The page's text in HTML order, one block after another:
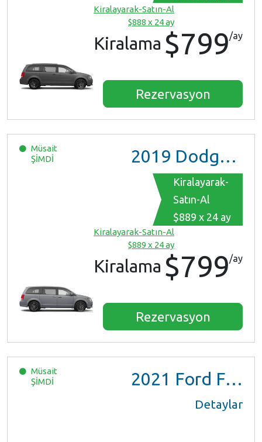
Kiralayarak-Satın-Al
$888 x 24 ay
Kiralama $799/ay
Rezervasyon
Müsait
ŞİMDİ
2019 Dodge Grand Caravan
Kiralayarak-
Satın-Al
$889 x 24 ay
Kiralayarak-Satın-Al
$889 x 24 ay
Kiralama $799/ay
Rezervasyon
Müsait
ŞİMDİ
2021 Ford F150 XL Ext Cab
Detaylar